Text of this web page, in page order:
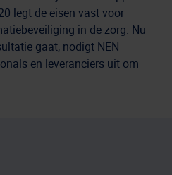
legt de eisen vast voor
in de zorg. Nu
gaat, nodigt NEN
en leveranciers uit om